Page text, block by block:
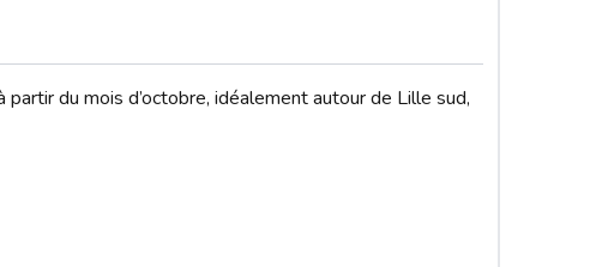
du mois d’octobre, idéalement autour de Lille sud,